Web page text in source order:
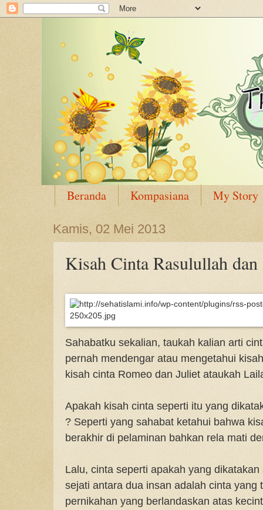
Beranda Kompasiana My Story
Kamis, 02 Mei 2013
Kisah Cinta Rasulullah
Sahabatku sekalian, taukah kalian arti
pernah mendengar atau mengetahui
kisah cinta Romeo dan Juliet ataukah
Apakah kisah cinta seperti itu yang
? Seperti yang sahabat ketahui bahwa
berakhir di pelaminan bahkan rela mati
Lalu, cinta seperti apakah yang
sejati antara dua insan adalah cinta yang
pernikahan yang berlandaskan atas